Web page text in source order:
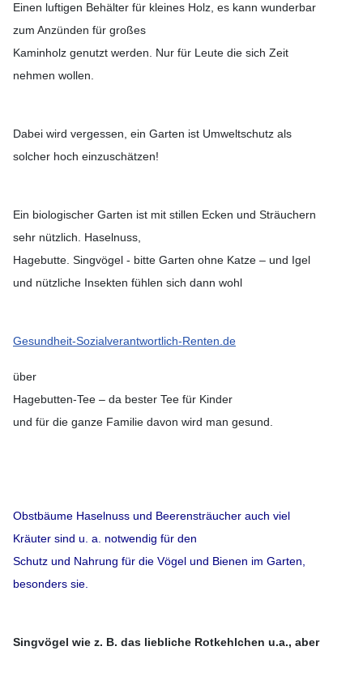
Einen luftigen Behälter für kleines Holz, es kann wunderbar
zum Anzünden für großes
Kaminholz genutzt werden. Nur für Leute die sich Zeit
nehmen wollen.
Dabei wird vergessen, ein Garten ist Umweltschutz als
solcher hoch einzuschätzen!
Ein biologischer Garten ist mit stillen Ecken und Sträuchern
sehr nützlich. Haselnuss,
Hagebutte. Singvögel - bitte Garten ohne Katze – und Igel
und nützliche Insekten fühlen sich dann wohl
Gesundheit-Sozialverantwortlich-Renten.de
über
Hagebutten-Tee – da bester Tee für Kinder
und für die ganze Familie davon wird man gesund.
Obstbäume Haselnuss und Beerensträucher auch viel
Kräuter sind u. a. notwendig für den
Schutz und Nahrung für die Vögel und Bienen im Garten,
besonders sie.
Singvögel wie z. B. das liebliche Rotkehlchen u.a., aber